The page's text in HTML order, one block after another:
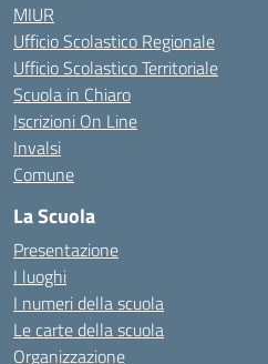
MIUR
Ufficio Scolastico Regionale
Ufficio Scolastico Territoriale
Scuola in Chiaro
Iscrizioni On Line
Invalsi
Comune
La Scuola
Presentazione
I luoghi
I numeri della scuola
Le carte della scuola
Organizzazione